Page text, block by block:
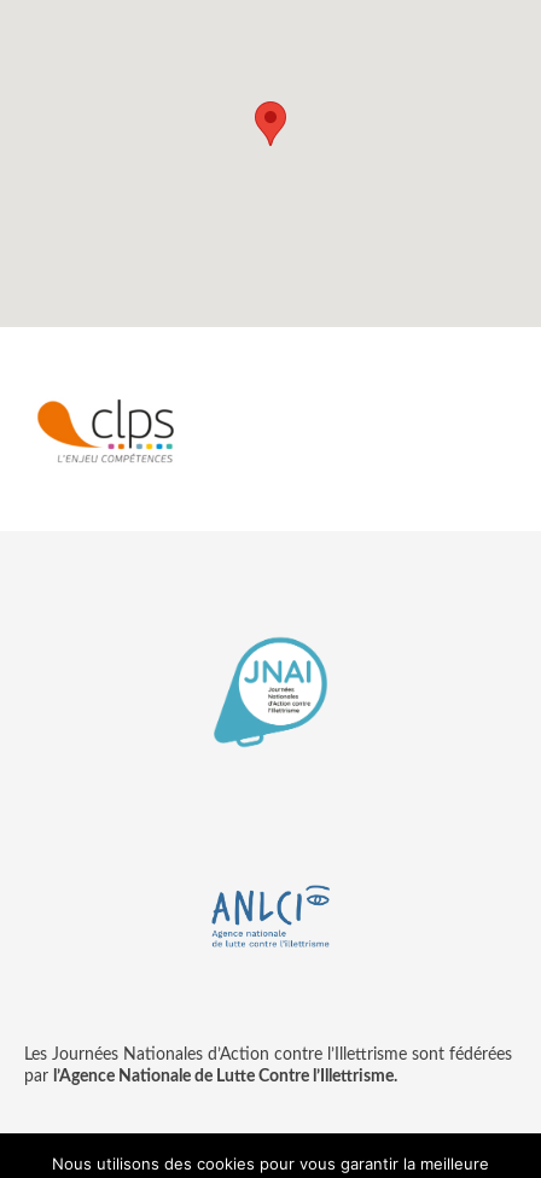
Les Journées Nationales d’Action contre l’Illettrisme sont fédérées
par l’Agence Nationale de Lutte Contre l’Illettrisme.
Nous utilisons des cookies pour vous garantir la meilleure